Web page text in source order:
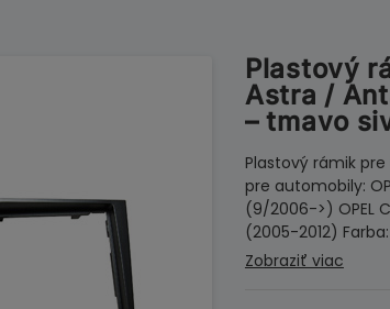
Plastový
Astra /
– tmavo
Plastový rámik
pre automobily:
(9/2006->) OPEL
(2005-2012)
Zobraziť viac